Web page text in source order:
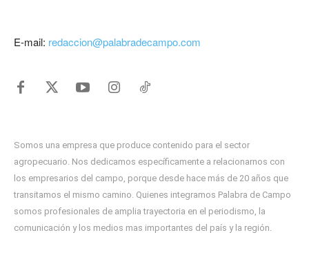
E-mail: redaccion@palabradecampo.com
Somos una empresa que produce contenido para el sector
agropecuario. Nos dedicamos específicamente a relacionarnos con
los empresarios del campo, porque desde hace más de 20 años que
transitamos el mismo camino. Quienes integramos Palabra de Campo
somos profesionales de amplia trayectoria en el periodismo, la
comunicación y los medios mas importantes del país y la región.